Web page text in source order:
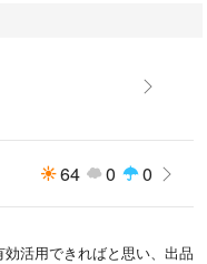
64 0 0
活用できればと思い、出品